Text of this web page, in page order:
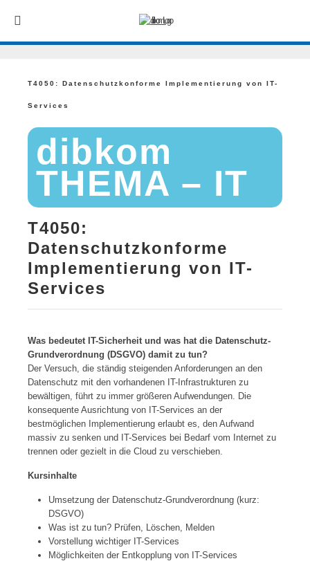
T4050: Datenschutzkonforme Implementierung von IT-
Services
dibkom
THEMA – IT
T4050:
Datenschutzkonforme
Implementierung von IT-
Services
Was bedeutet IT-Sicherheit und was hat die Datenschutz-
Grundverordnung (DSGVO) damit zu tun?
Der Versuch, die ständig steigenden Anforderungen an den
Datenschutz mit den vorhandenen IT-Infrastrukturen zu
bewältigen, führt zu immer größeren Aufwendungen. Die
konsequente Ausrichtung von IT-Services an der
bestmöglichen Implementierung erlaubt es, den Aufwand
massiv zu senken und IT-Services bei Bedarf vom Internet zu
trennen oder gezielt in die Cloud zu verschieben.
Kursinhalte
Umsetzung der Datenschutz-Grundverordnung (kurz:
DSGVO)
Was ist zu tun? Prüfen, Löschen, Melden
Vorstellung wichtiger IT-Services
Möglichkeiten der Entkopplung von IT-Services